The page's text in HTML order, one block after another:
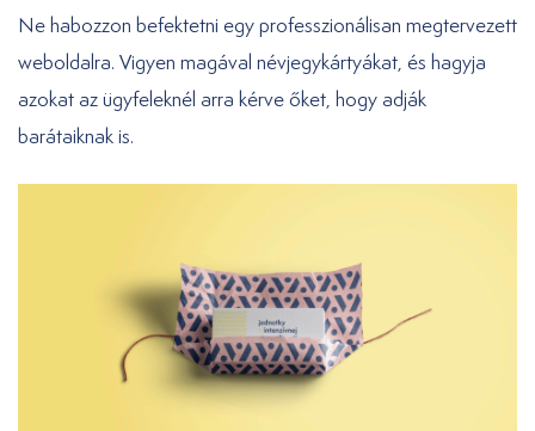
Ne habozzon befektetni egy professzionálisan megtervezett
weboldalra. Vigyen magával névjegykártyákat, és hagyja
azokat az ügyfeleknél arra kérve őket, hogy adják
barátaiknak is.